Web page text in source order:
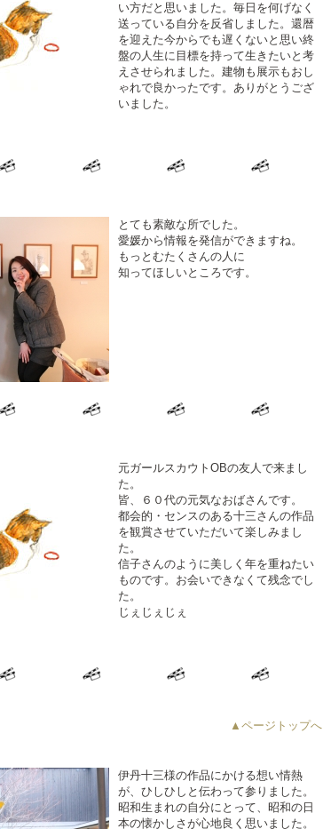
い方だと思いました。毎日を何げなく
送っている自分を反省しました。還暦
を迎えた今からでも遅くないと思い終
盤の人生に目標を持って生きたいと考
えさせられました。建物も展示もおし
ゃれで良かったです。ありがとうござ
いました。
とても素敵な所でした。
愛媛から情報を発信ができますね。
もっとむたくさんの人に
知ってほしいところです。
元ガールスカウトOBの友人で来まし
た。
皆、６０代の元気なおばさんです。
都会的・センスのある十三さんの作品
を観賞させていただいて楽しみまし
た。
信子さんのように美しく年を重ねたい
ものです。お会いできなくて残念でし
た。
じぇじぇじぇ
▲ページトップへ
伊丹十三様の作品にかける想い情熱
が、ひしひしと伝わって参りました。
昭和生まれの自分にとって、昭和の日
本の懐かしさが心地良く思いました。